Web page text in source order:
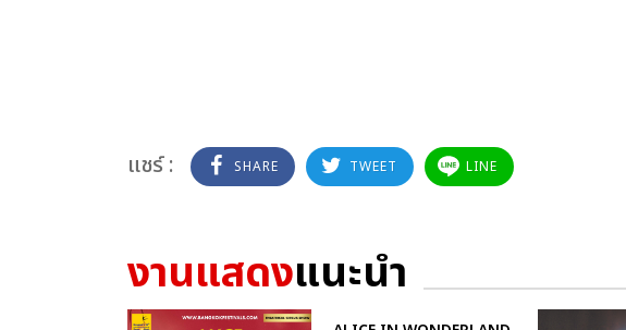
แชร์ : SHARE TWEET LINE
งานแสดงแนะนำ